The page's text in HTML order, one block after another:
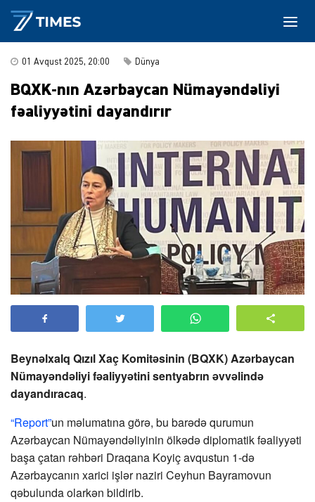
01 Avqust 2025, 20:00 Dünya
BQXK-nın Azərbaycan Nümayəndəliyi
fəaliyyətini dayandırır
Beynəlxalq Qızıl Xaç Komitəsinin (BQXK) Azərbaycan
Nümayəndəliyi fəaliyyətini sentyabrın əvvəlində
dayandıracaq.
“Report”un məlumatına görə, bu barədə qurumun
Azərbaycan Nümayəndəliyinin ölkədə diplomatik fəaliyyəti
başa çatan rəhbəri Draqana Koyiç avqustun 1-də
Azərbaycanın xarici işlər naziri Ceyhun Bayramovun
qəbulunda olarkən bildirib.